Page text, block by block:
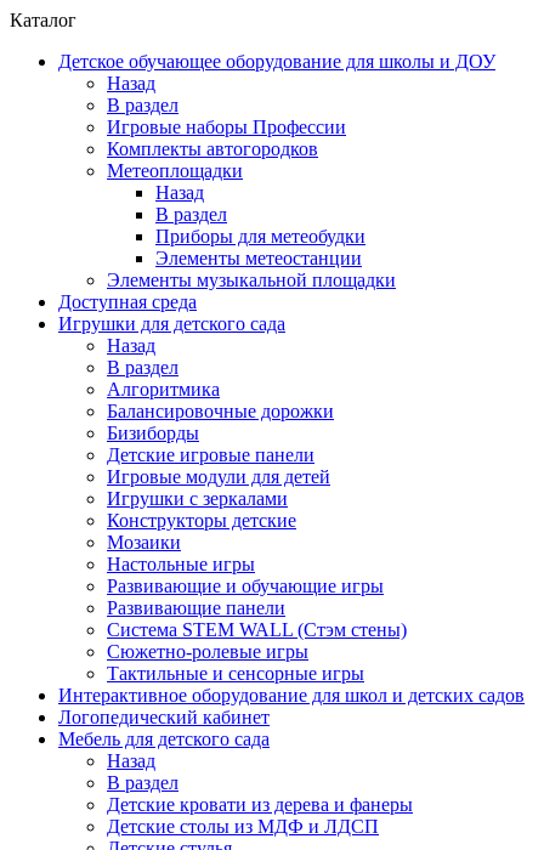
Каталог
Детское обучающее оборудование для школы и ДОУ
Назад
В раздел
Игровые наборы Профессии
Комплекты автогородков
Метеоплощадки
Назад
В раздел
Приборы для метеобудки
Элементы метеостанции
Элементы музыкальной площадки
Доступная среда
Игрушки для детского сада
Назад
В раздел
Алгоритмика
Балансировочные дорожки
Бизиборды
Детские игровые панели
Игровые модули для детей
Игрушки с зеркалами
Конструкторы детские
Мозаики
Настольные игры
Развивающие и обучающие игры
Развивающие панели
Система STEM WALL (Cтэм стены)
Сюжетно-ролевые игры
Тактильные и сенсорные игры
Интерактивное оборудование для школ и детских садов
Логопедический кабинет
Мебель для детского сада
Назад
В раздел
Детские кровати из дерева и фанеры
Детские столы из МДФ и ЛДСП